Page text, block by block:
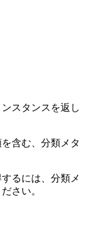
スタンスを返し
含む、分類メタ
るには、分類メ
さい。